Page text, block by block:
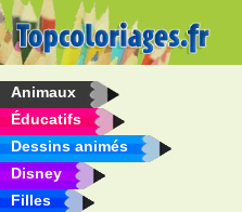
Animaux
Éducatifs
Dessins animés
Disney
Filles